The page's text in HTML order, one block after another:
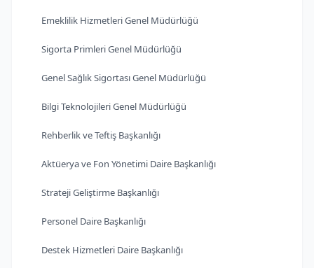
Emeklilik Hizmetleri Genel Müdürlüğü
Sigorta Primleri Genel Müdürlüğü
Genel Sağlık Sigortası Genel Müdürlüğü
Bilgi Teknolojileri Genel Müdürlüğü
Rehberlik ve Teftiş Başkanlığı
Aktüerya ve Fon Yönetimi Daire Başkanlığı
Strateji Geliştirme Başkanlığı
Personel Daire Başkanlığı
Destek Hizmetleri Daire Başkanlığı